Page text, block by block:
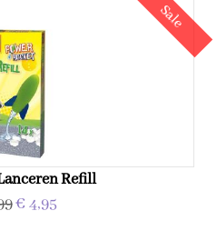
Sale
Refill
€ 4,95